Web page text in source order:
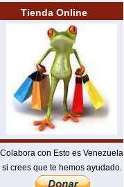
Tienda Online
Colabora con Esto es Venezuela
si crees que te hemos ayudado.